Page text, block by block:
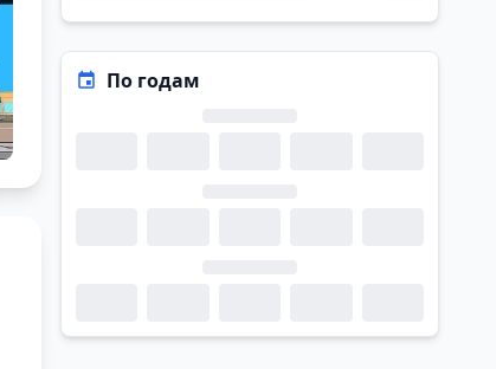
По годам